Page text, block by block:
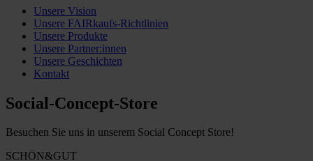
Unsere Vision
Unsere FAIRkaufs-Richtlinien
Unsere Produkte
Unsere Partner:innen
Unsere Geschichten
Kontakt
Social-Concept-Store
Besuchen Sie uns in unserem Social Concept Store!
SCHÖN&GUT